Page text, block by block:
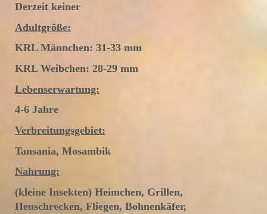
Derzeit keiner
Adultgröße:
KRL Männchen: 31-33 mm
KRL Weibchen: 28-29 mm
Lebenserwartung:
4-6 Jahre
Verbreitungsgebiet:
Tansania, Mosambik
Nahrung:
(kleine Insekten) Heimchen, Grillen,
Heuschrecken, Fliegen, Bohnenkäfer,